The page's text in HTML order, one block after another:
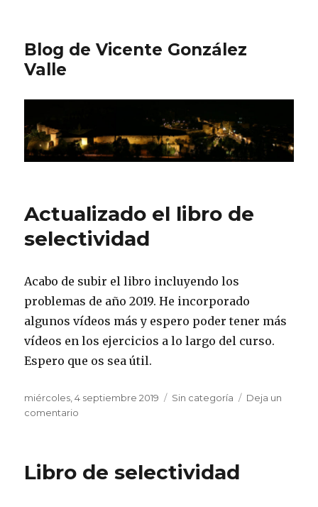
Blog de Vicente González
Valle
Actualizado el libro de
selectividad
Acabo de subir el libro incluyendo los
problemas de año 2019. He incorporado
algunos vídeos más y espero poder tener más
vídeos en los ejercicios a lo largo del curso.
Espero que os sea útil.
Publicado
el
miércoles, 4 septiembre 2019 Categorías
Sin categoría
Deja un
comentario
de
Libro de selectividad